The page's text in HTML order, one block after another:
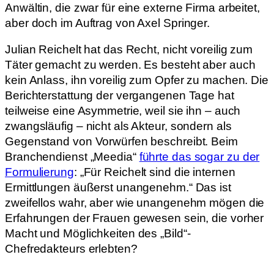
Anwältin, die zwar für eine externe Firma arbeitet,
aber doch im Auftrag von Axel Springer.
Julian Reichelt hat das Recht, nicht voreilig zum
Täter gemacht zu werden. Es besteht aber auch
kein Anlass, ihn voreilig zum Opfer zu machen. Die
Berichterstattung der vergangenen Tage hat
teilweise eine Asymmetrie, weil sie ihn – auch
zwangsläufig – nicht als Akteur, sondern als
Gegenstand von Vorwürfen beschreibt. Beim
Branchendienst „Meedia“ führte das sogar zu der
Formulierung: „Für Reichelt sind die internen
Ermittlungen äußerst unangenehm.“ Das ist
zweifellos wahr, aber wie unangenehm mögen die
Erfahrungen der Frauen gewesen sein, die vorher
Macht und Möglichkeiten des „Bild“-
Chefredakteurs erlebten?